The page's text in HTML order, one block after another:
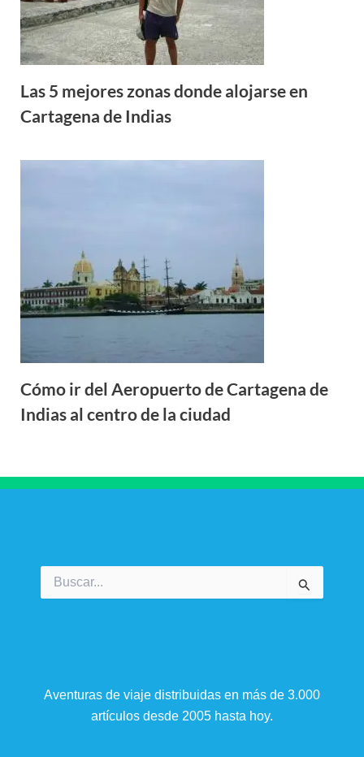
Las 5 mejores zonas donde alojarse en
Cartagena de Indias
Cómo ir del Aeropuerto de Cartagena de
Indias al centro de la ciudad
por:
Aventuras de viaje distribuidas en más de 3.000
artículos desde 2005 hasta hoy.